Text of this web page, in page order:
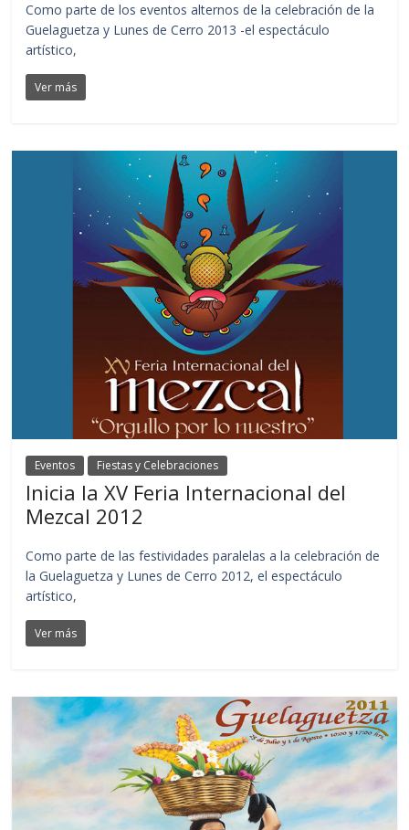
Como parte de los eventos alternos de la celebración de la
Guelaguetza y Lunes de Cerro 2013 -el espectáculo
artístico,
Ver más
Eventos Fiestas y Celebraciones
Inicia la XV Feria Internacional del
Mezcal 2012
Como parte de las festividades paralelas a la celebración de
la Guelaguetza y Lunes de Cerro 2012, el espectáculo
artístico,
Ver más